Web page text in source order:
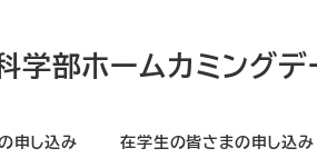
学部ホームカミング
申し込み 在学生の皆さまの申し込み